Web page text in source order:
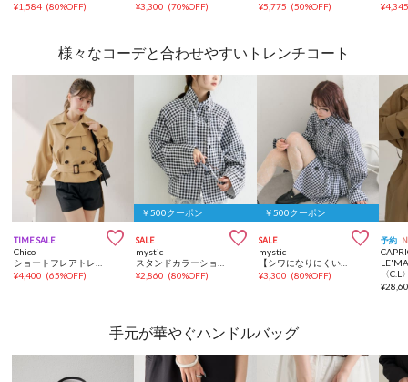
¥1,584 (80%OFF)
¥3,300 (70%OFF)
¥5,775 (50%OFF) ¥
様々なコーデと合わせやすいトレンチコート
TIME SALE 
Chico
¥4,400 (65%OFF)
￥500クーポン
SALE 
mystic
¥2,860 (80%OFF)
￥500クーポン
SALE 
mystic
【シワになりにくい】スタンドカラーミドルトレンチ
¥3,300 (80%OFF)
予約
¥
手元が華やぐハンドルバッグ